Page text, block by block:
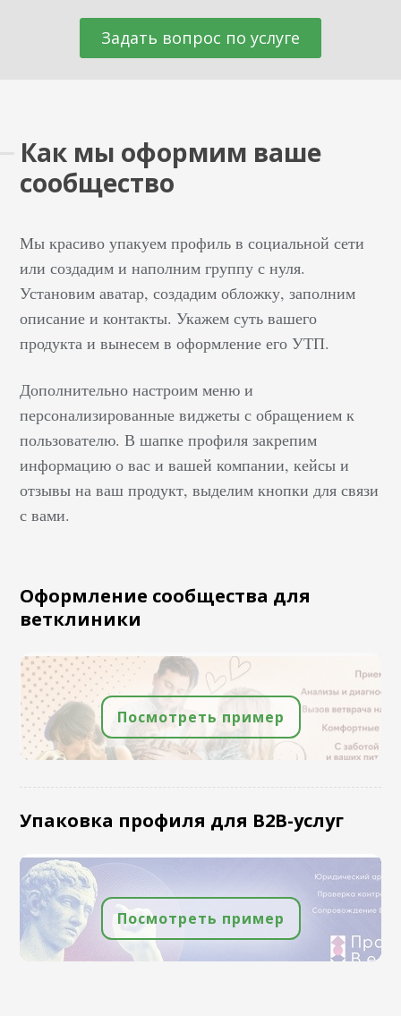
Задать вопрос по услуге
Как мы оформим ваше
сообщество
Мы красиво упакуем профиль в социальной сети
или создадим и наполним группу с нуля.
Установим аватар, создадим обложку, заполним
описание и контакты. Укажем суть вашего
продукта и вынесем в оформление его УТП.
Дополнительно настроим меню и
персонализированные виджеты с обращением к
пользователю. В шапке профиля закрепим
информацию о вас и вашей компании, кейсы и
отзывы на ваш продукт, выделим кнопки для связи
с вами.
Оформление сообщества для
ветклиники
Посмотреть пример
Упаковка профиля для B2В-услуг
Посмотреть пример